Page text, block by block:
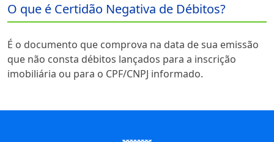
O que é Certidão Negativa de Débitos?
É o documento que comprova na data de sua emissão
que não consta débitos lançados para a inscrição
imobiliária ou para o CPF/CNPJ informado.